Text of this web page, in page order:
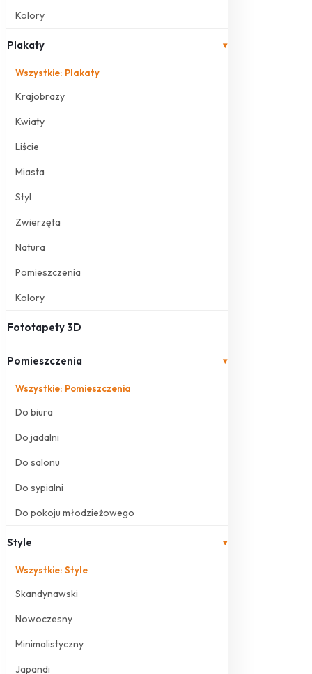
Kolory
Plakaty ▾
Wszystkie: Plakaty
Krajobrazy
Kwiaty
Liście
Miasta
Styl
Zwierzęta
Natura
Pomieszczenia
Kolory
Fototapety 3D
Pomieszczenia ▾
Wszystkie: Pomieszczenia
Do biura
Do jadalni
Do salonu
Do sypialni
Do pokoju młodzieżowego
Style ▾
Wszystkie: Style
Skandynawski
Nowoczesny
Minimalistyczny
Japandi